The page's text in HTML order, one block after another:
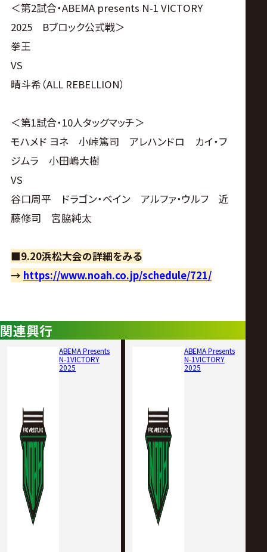
＜第2試合・ABEMA presents N-1 VICTORY
2025 Bブロック公式戦＞
拳王
VS
晴斗希（ALL REBELLION）
＜第1試合・10人タッグマッチ＞
モハメド ヨネ 小峠篤司 アレハンドロ カイ・フ
ジムラ 小田嶋大樹
VS
谷口周平 ドラゴン・ベイン アルファ・ウルフ 近
藤修司 宮脇純太
■9.20浜松大会の詳細をみる
→ https://www.noah.co.jp/schedule/721/
関連興行
ABEMA Presents
N-1VICTORY
2025
ABEMA Presents
N-1VICTORY
2025